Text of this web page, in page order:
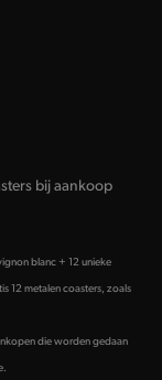
bij aankoop
blanc + 12 unieke
12 metalen coasters, zoals
die worden gedaan